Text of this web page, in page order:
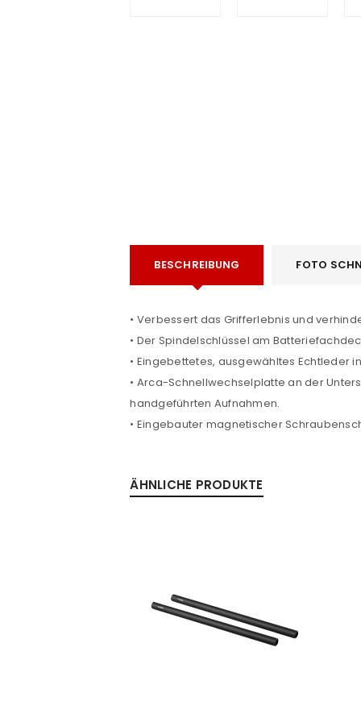
ANMELDEN
Passwort
ANMELDEN
BESCHREIBUNG FOTO
• Verbessert das Grifferlebnis und
• Der Spindelschlüssel am
• Eingebettetes, ausgewähltes Echtleder
• Arca-Schnellwechselplatte an der
handgeführten Aufnahmen.
• Eingebauter magnetischer
ÄHNLICHE PRODUKTE